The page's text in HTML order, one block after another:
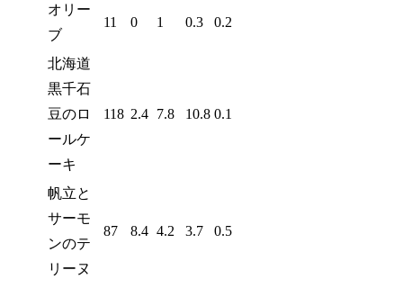
オリー
ブ
11 0 1 0.3 0.2
北海道
黒千石
豆のロ
ールケ
ーキ
118 2.4 7.8 10.8 0.1
帆立と
サーモ
ンのテ
リーヌ
87 8.4 4.2 3.7 0.5